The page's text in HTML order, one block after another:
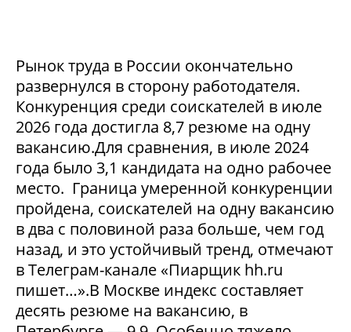
Рынок труда в России окончательно
развернулся в сторону работодателя.
Конкуренция среди соискателей в июле
2026 года достигла 8,7 резюме на одну
вакансию.Для сравнения, в июле 2024
года было 3,1 кандидата на одно рабочее
место. Граница умеренной конкуренции
пройдена, соискателей на одну вакансию
в два с половиной раза больше, чем год
назад, и это устойчивый тренд, отмечают
в Телеграм-канале «Пиарщик hh.ru
пишет…».В Москве индекс составляет
десять резюме на вакансию, в